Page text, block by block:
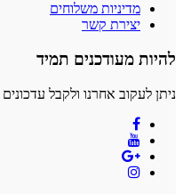
מדיניות משלוחים
יצירת קשר
מעודכנים תמיד
לעקוב אחרנו ולקבל עדכונים על